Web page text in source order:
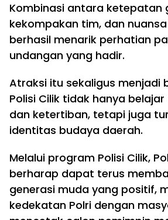
Kombinasi antara ketepatan
kekompakan tim, dan
berhasil menarik perhatian
undangan yang hadir.
Atraksi itu sekaligus menjadi
Polisi Cilik tidak hanya
dan ketertiban, tetapi juga
identitas budaya daerah.
Melalui program Polisi Cilik,
berharap dapat terus
generasi muda yang positif,
kedekatan Polri dengan